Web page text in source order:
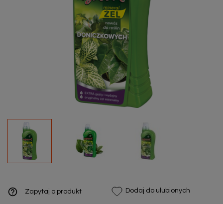
help_outline Zapytaj o produkt Dodaj do ulubionych